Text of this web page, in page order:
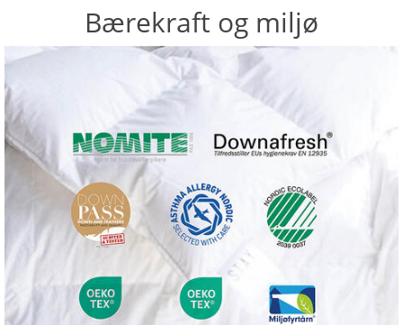
Bærekraft og miljø